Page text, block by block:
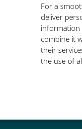
For a
deliver
information
combine it
their
the use of